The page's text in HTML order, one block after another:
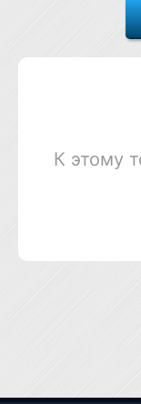
К этому